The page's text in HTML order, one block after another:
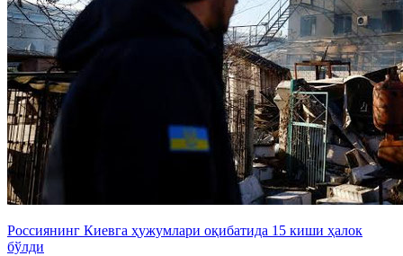
Россиянинг Киевга ҳужумлари оқибатида 15 киши ҳалок
бўлди